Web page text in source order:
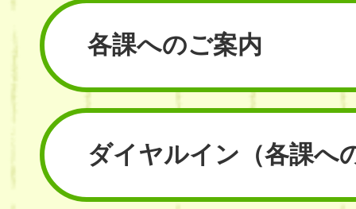
各課へのご案内
ダイヤルイン （各課へ